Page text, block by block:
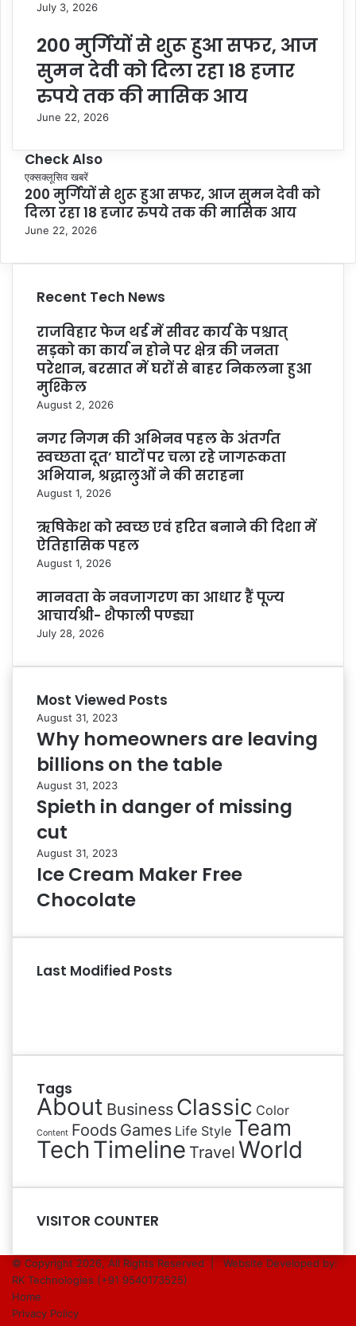
July 3, 2026
200 मुर्गियों से शुरू हुआ सफर, आज
सुमन देवी को दिला रहा 18 हजार
रुपये तक की मासिक आय
June 22, 2026
Check Also
Close
एक्सक्लूसिव खबरें
200 मुर्गियों से शुरू हुआ सफर, आज सुमन देवी को
दिला रहा 18 हजार रुपये तक की मासिक आय
June 22, 2026
Recent Tech News
राजविहार फेज थर्ड में सीवर कार्य के पश्चात्
सड़को का कार्य न होने पर क्षेत्र की जनता
परेशान, बरसात में घरों से बाहर निकलना हुआ
मुश्किल
August 2, 2026
नगर निगम की अभिनव पहल के अंतर्गत
स्वच्छता दूत’ घाटों पर चला रहे जागरूकता
अभियान, श्रद्धालुओं ने की सराहना
August 1, 2026
ऋषिकेश को स्वच्छ एवं हरित बनाने की दिशा में
ऐतिहासिक पहल
August 1, 2026
मानवता के नवजागरण का आधार हैं पूज्य
आचार्यश्री- शैफाली पण्ड्या
July 28, 2026
Most Viewed Posts
August 31, 2023
Why homeowners are leaving
billions on the table
August 31, 2023
Spieth in danger of missing
cut
August 31, 2023
Ice Cream Maker Free
Chocolate
Last Modified Posts
Tags
About Business Classic Color
Content Foods Games Life Style Team
Tech Timeline Travel World
VISITOR COUNTER
© Copyright 2026, All Rights Reserved |
Website Developed by:
RK Technologies (+91 9540173525)
Home
Privacy Policy